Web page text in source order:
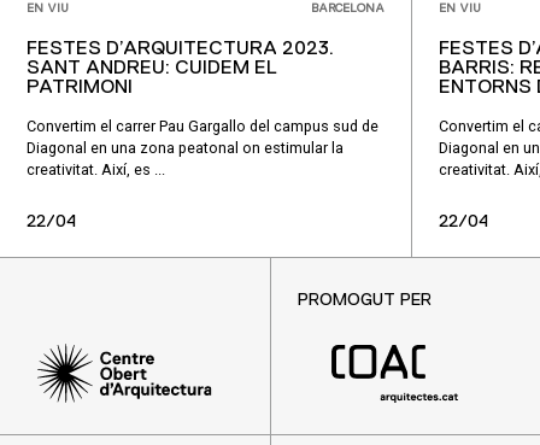
EN VIU BARCELONA
FESTES D’ARQUITECTURA 2023.
SANT ANDREU: CUIDEM EL
PATRIMONI
Convertim el carrer Pau Gargallo del campus sud de
Diagonal en una zona peatonal on estimular la
creativitat. Així, es ...
22/04
EN VIU
FESTES
BARRIS:
ENTORNS
Convertim el
Diagonal en
creativitat.
22/04
PROMOGUT PER